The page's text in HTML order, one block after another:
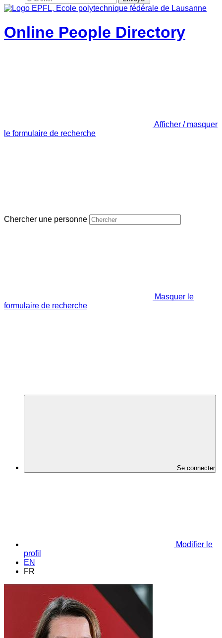
Online People Directory
Afficher / masquer
le formulaire de recherche
Chercher une personne
Masquer le
formulaire de recherche
Se connecter
Modifier le
profil
EN
FR